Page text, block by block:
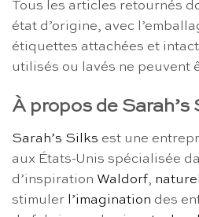
Tous les articles retournés
état d’origine, avec
étiquettes attachées et
utilisés ou lavés ne peuvent
À propos de Sarah’s
Sarah’s Silks est une
aux États-Unis spécialisée
d’inspiration Waldorf,
stimuler l’imagination des